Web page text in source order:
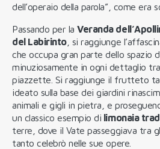
dell’operaio della parola”, come era
Passando per laVeranda
del Labirinto, si raggiunge
che occupa gran parte dello spazio
minuziosamente in ogni dettaglio
piazzette. Si raggiunge il frutteto
ideato sulla base dei giardini
animali e gigli in pietra, e
un classico esempio di limonaia
terre, dove il Vate passeggiava tra
tanto celebrò nelle sue opere.